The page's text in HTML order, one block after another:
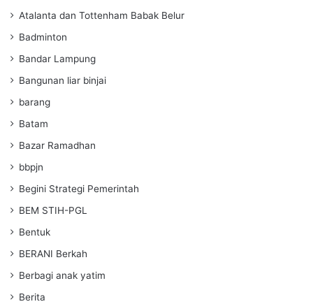
Atalanta dan Tottenham Babak Belur
Badminton
Bandar Lampung
Bangunan liar binjai
barang
Batam
Bazar Ramadhan
bbpjn
Begini Strategi Pemerintah
BEM STIH-PGL
Bentuk
BERANI Berkah
Berbagi anak yatim
Berita